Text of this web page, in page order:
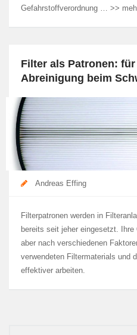
Gefahrstoffverordnung … >>
Filter als Patronen:
Abreinigung beim
Andreas Effing
Filterpatronen werden in
bereits seit jeher eingesetzt.
aber nach verschiedenen
verwendeten Filtermaterials und
effektiver arbeiten.